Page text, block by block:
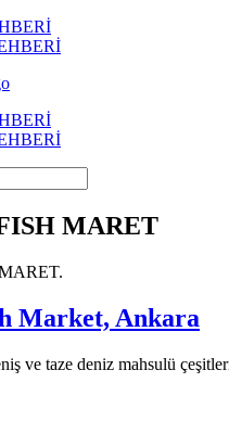
MARET
Market, Ankara
ve taze deniz mahsulü